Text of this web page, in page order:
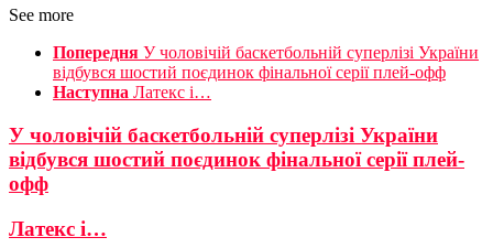
See more
Попередня У чоловічій баскетбольній суперлізі України
відбувся шостий поєдинок фінальної серії плей-офф
Наступна Латекс і…
У чоловічій баскетбольній суперлізі України
відбувся шостий поєдинок фінальної серії плей-
офф
Латекс і…